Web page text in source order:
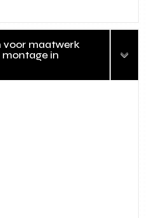
voor maatwerk
in